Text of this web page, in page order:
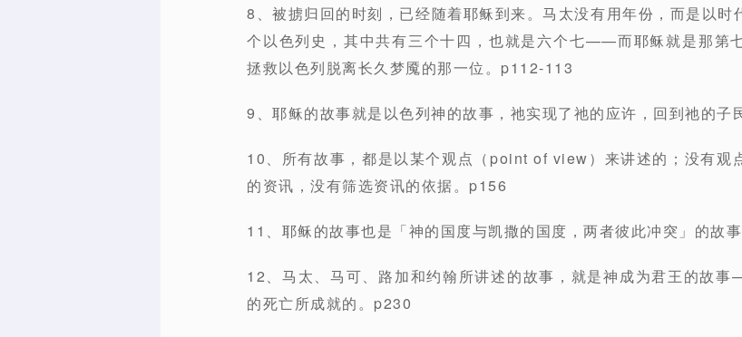
8、被掳归回的时刻，已经随着耶稣到来。马太没有用年份，而是以时
个以色列史，其中共有三个十四，也就是六个七——而耶稣就是那第
拯救以色列脱离长久梦魇的那一位。p112-113
9、耶稣的故事就是以色列神的故事，祂实现了祂的应许，回到祂的子
10、所有故事，都是以某个观点（point of view）来讲述的；没有观
的资讯，没有筛选资讯的依据。p156
11、耶稣的故事也是「神的国度与凯撒的国度，两者彼此冲突」的故
12、马太、马可、路加和约翰所讲述的故事，就是神成为君王的故
的死亡所成就的。p230